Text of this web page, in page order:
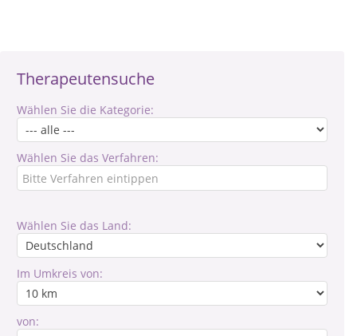
Therapeutensuche
Wählen Sie die Kategorie:
Wählen Sie das Verfahren:
Wählen Sie das Land:
Im Umkreis von:
von: